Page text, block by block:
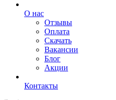
О нас
Отзывы
Оплата
Скачать
Вакансии
Блог
Акции
Контакты